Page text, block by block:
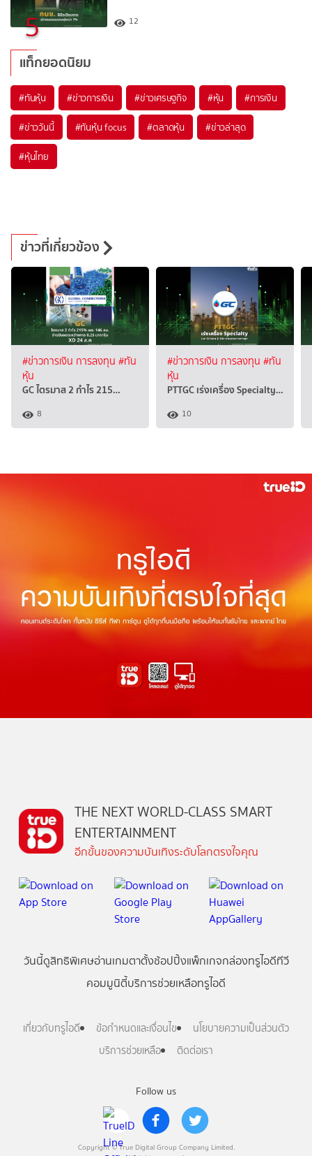
5 12
แท็กยอดนิยม
#ทันหุ้น #ข่าวการเงิน #ข่าวเศรษฐกิจ #หุ้น #การเงิน
#ข่าววันนี้ #ทันหุ้น focus #ตลาดหุ้น #ข่าวล่าสุด
#หุ้นไทย
ข่าวที่เกี่ยวข้อง
#ข่าวการเงิน การลงทุน #ทัน
หุ้น
GC ไตรมาส 2 กำไร 215…
8
#ข่าวการเงิน การลงทุน #ทัน
หุ้น
PTTGC เร่งเครื่อง Specialty…
10
Follow us
Copyright © True Digital Group Company Limited.
THE NEXT WORLD-CLASS SMART
ENTERTAINMENT
อีกขั้นของความบันเทิงระดับโลกตรงใจคุณ
วันนี้ดูสิทธิพิเศษอ่านเกมตาตั้งช้อปปิ้งแพ็กเกจกล่องทรูไอดีทีวี
คอมมูนิตี้บริการช่วยเหลือทรูไอดี
เกี่ยวกับทรูไอดี ข้อกำหนดและเงื่อนไข
นโยบายความเป็นส่วนตัว
บริการช่วยเหลือ
ติดต่อเรา